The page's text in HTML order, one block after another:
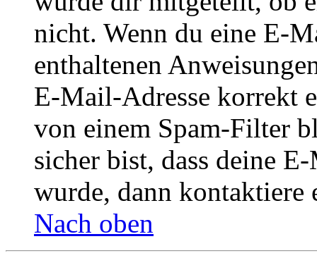
nicht. Wenn du eine E-
enthaltenen
E-Mail-Adresse korrekt
von einem Spam-Filter
sicher bist, dass deine
wurde, dann kontaktiere
Nach oben